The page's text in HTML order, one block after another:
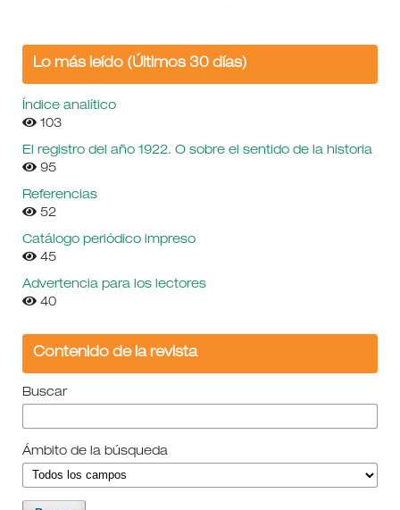
Lo más leído (Últimos 30 días)
Índice analítico
103
El registro del año 1922. O sobre el sentido de la historia
95
Referencias
52
Catálogo periódico impreso
45
Advertencia para los lectores
40
Contenido de la revista
Buscar
Ámbito de la búsqueda